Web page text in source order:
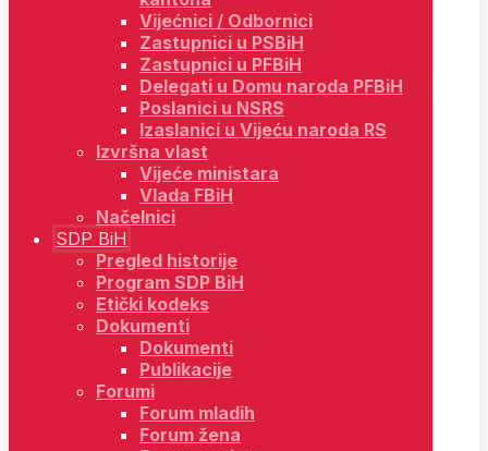
Vijećnici / Odbornici
Zastupnici u PSBiH
Zastupnici u PFBiH
Delegati u Domu naroda PFBiH
Poslanici u NSRS
Izaslanici u Vijeću naroda RS
Izvršna vlast
Vijeće ministara
Vlada FBiH
Načelnici
SDP BiH
Pregled historije
Program SDP BiH
Etički kodeks
Dokumenti
Dokumenti
Publikacije
Forumi
Forum mladih
Forum žena